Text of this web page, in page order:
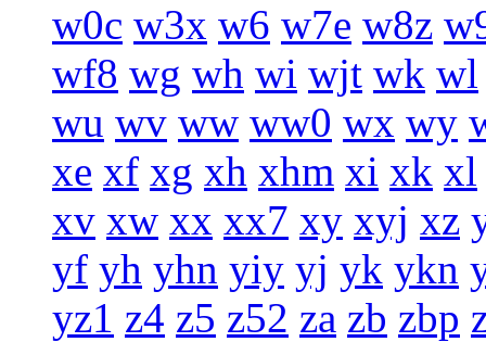
w0c w3x w6 w7e w8z
wf8 wg wh wi wjt wk wl
wu wv ww ww0 wx wy
xe xf xg xh xhm xi xk xl
xv xw xx xx7 xy xyj xz
yf yh yhn yiy yj yk ykn
yz1 z4 z5 z52 za zb zbp